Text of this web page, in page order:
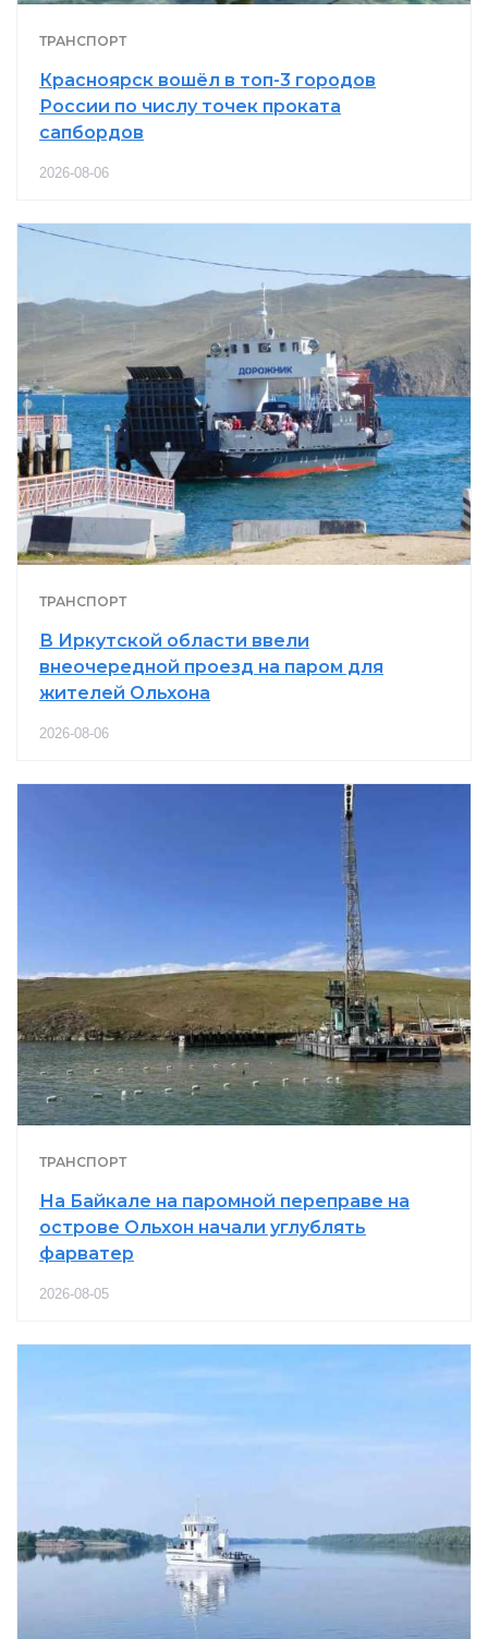
ТРАНСПОРТ
Красноярск вошёл в топ-3 городов
России по числу точек проката
сапбордов
2026-08-06
ТРАНСПОРТ
В Иркутской области ввели
внеочередной проезд на паром для
жителей Ольхона
2026-08-06
ТРАНСПОРТ
На Байкале на паромной переправе на
острове Ольхон начали углублять
фарватер
2026-08-05